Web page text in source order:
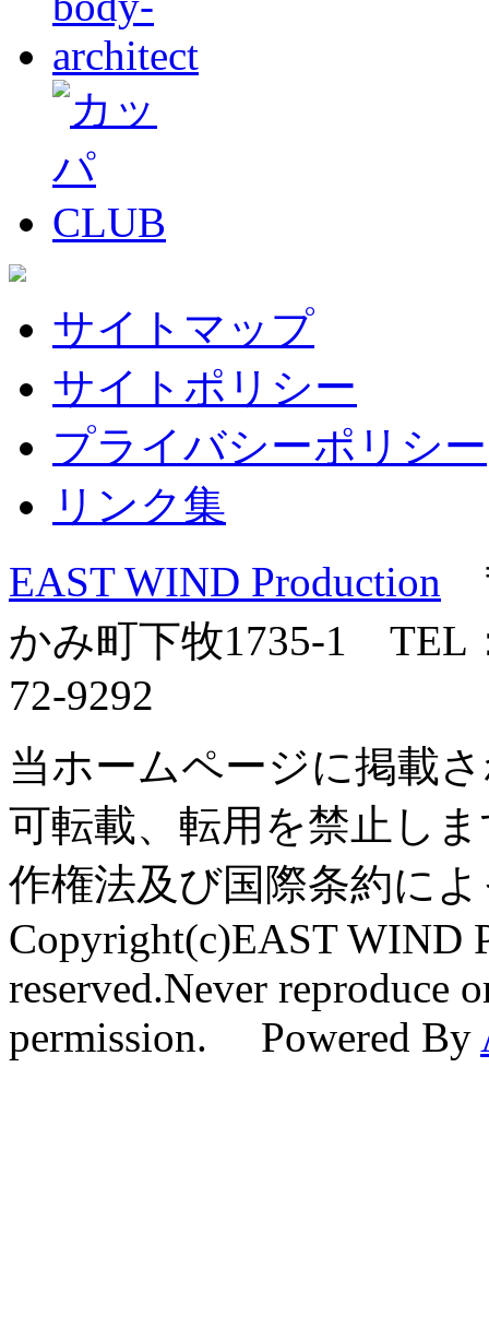
サイトマップ
サイトポリシー
プライバシーポリシー
リンク集
EAST WIND Production
かみ町下牧1735-1 TEL
72-9292
当ホームページに掲載
可転載、転用を禁止し
作権法及び国際条約に
Copyright(c)EAST WIND
reserved.Never reproduce
permission. Powered By